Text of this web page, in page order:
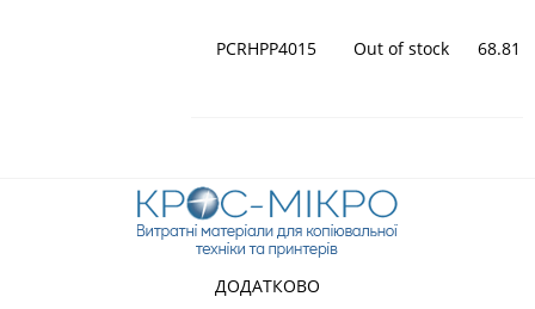
PCRHPP4015 Out of stock 68.81
ДОДАТКОВО